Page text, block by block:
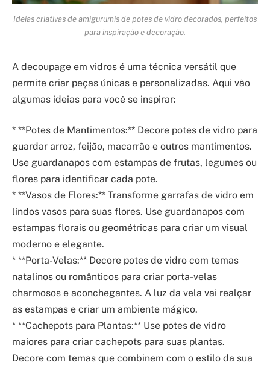
Ideias criativas de amigurumis de potes de vidro decorados, perfeitos
para inspiração e decoração.
A decoupage em vidros é uma técnica versátil que
permite criar peças únicas e personalizadas. Aqui vão
algumas ideias para você se inspirar:
* **Potes de Mantimentos:** Decore potes de vidro para
guardar arroz, feijão, macarrão e outros mantimentos.
Use guardanapos com estampas de frutas, legumes ou
flores para identificar cada pote.
* **Vasos de Flores:** Transforme garrafas de vidro em
lindos vasos para suas flores. Use guardanapos com
estampas florais ou geométricas para criar um visual
moderno e elegante.
* **Porta-Velas:** Decore potes de vidro com temas
natalinos ou românticos para criar porta-velas
charmosos e aconchegantes. A luz da vela vai realçar
as estampas e criar um ambiente mágico.
* **Cachepots para Plantas:** Use potes de vidro
maiores para criar cachepots para suas plantas.
Decore com temas que combinem com o estilo da sua